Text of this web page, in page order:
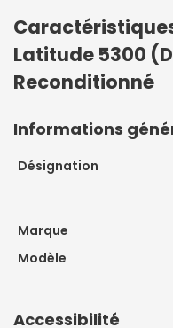
Latitude 5300
Reconditionné
Informations
Désignation
Marque
Modèle
Accessibilité